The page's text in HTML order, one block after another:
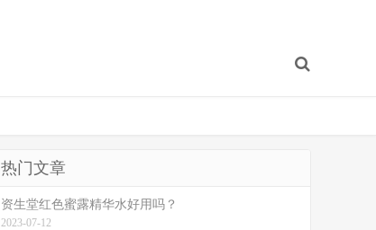
热门文章
资生堂红色蜜露精华水好用吗？
2023-07-12